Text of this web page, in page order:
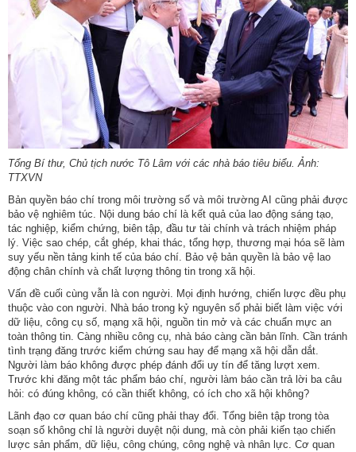
Tổng Bí thư, Chủ tịch nước Tô Lâm với các nhà báo tiêu biểu. Ảnh:
TTXVN
Bản quyền báo chí trong môi trường số và môi trường AI cũng phải được
bảo vệ nghiêm túc. Nội dung báo chí là kết quả của lao động sáng tạo,
tác nghiệp, kiểm chứng, biên tập, đầu tư tài chính và trách nhiệm pháp
lý. Việc sao chép, cắt ghép, khai thác, tổng hợp, thương mại hóa sẽ làm
suy yếu nền tảng kinh tế của báo chí. Bảo vệ bản quyền là bảo vệ lao
động chân chính và chất lượng thông tin trong xã hội.
Vấn đề cuối cùng vẫn là con người. Mọi định hướng, chiến lược đều phụ
thuộc vào con người. Nhà báo trong kỷ nguyên số phải biết làm việc với
dữ liệu, công cụ số, mạng xã hội, nguồn tin mở và các chuẩn mực an
toàn thông tin. Càng nhiều công cụ, nhà báo càng cần bản lĩnh. Cần tránh
tình trạng đăng trước kiểm chứng sau hay để mạng xã hội dẫn dắt.
Người làm báo không được phép đánh đổi uy tín để tăng lượt xem.
Trước khi đăng một tác phẩm báo chí, người làm báo cần trả lời ba câu
hỏi: có đúng không, có cần thiết không, có ích cho xã hội không?
Lãnh đạo cơ quan báo chí cũng phải thay đổi. Tổng biên tập trong tòa
soạn số không chỉ là người duyệt nội dung, mà còn phải kiến tạo chiến
lược sản phẩm, dữ liệu, công chúng, công nghệ và nhân lực. Cơ quan